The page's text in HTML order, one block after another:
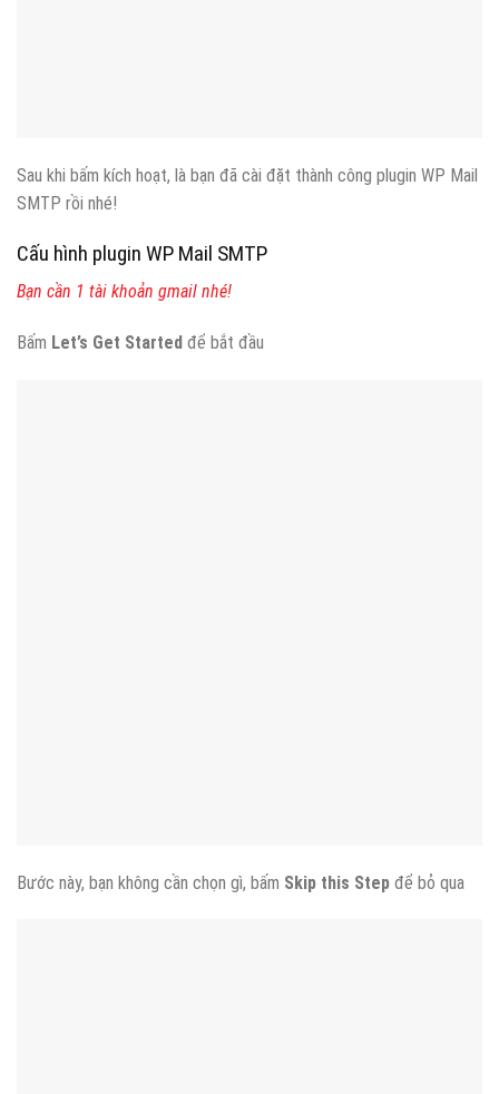
Sau khi bấm kích hoạt, là bạn đã cài đặt thành công plugin WP Mail
SMTP rồi nhé!
Cấu hình plugin WP Mail SMTP
Bạn cần 1 tài khoản gmail nhé!
Bấm Let’s Get Started để bắt đầu
Bước này, bạn không cần chọn gì, bấm Skip this Step để bỏ qua